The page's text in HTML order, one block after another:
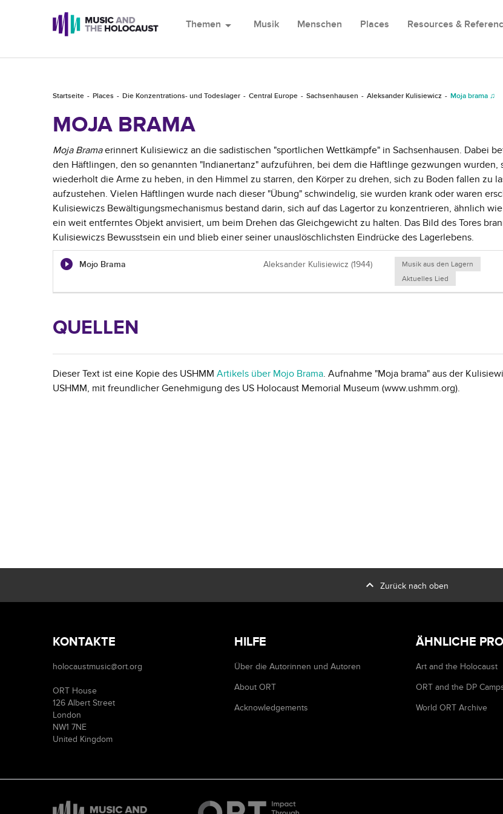
Themen arrow_drop_down Musik Menschen Places Resources &
Startseite Places Die Konzentrations- und Todeslager Central Europe Sachsenhausen Aleksander Kulisiewicz Moja brama ♫
MOJA BRAMA
Moja Bramaerinnert Kulisiewicz an die sadistischen "sportlichen Wettkämpfe" in Sachsenhausen. Dabei
den Häftlingen, den so genannten "Indianertanz" aufzuführen, bei dem die Häftlinge gezwungen wurden,
wiederholt die Arme zu heben, in den Himmel zu starren, den Körper zu drehen, sich zu Boden fallen zu
aufzustehen. Vielen Häftlingen wurde nach dieser "Übung" schwindelig, sie wurden krank oder waren
Kulisiewiczs Bewältigungsmechanismus bestand darin, sich auf das Lagertor zu konzentrieren, ähnlich
ein weit entferntes Objekt anvisiert, um beim Drehen das Gleichgewicht zu halten. Das Bild des Tores
Kulisiewiczs Bewusstsein ein und blieb einer seiner unauslöschlichsten Eindrücke des Lagerlebens.
Mojo Brama Aleksander Kulisiewicz (1944)
Musik aus den Lagern
Aktuelles Lied
QUELLEN
Dieser Text ist eine Kopie des USHMM Artikels über Mojo Brama. Aufnahme "Moja brama" aus der
USHMM, mit freundlicher Genehmigung des US Holocaust Memorial Museum (www.ushmm.org).
expand_less Zurück nach oben
KONTAKTE
holocaustmusic@ort.org
ORT House
126 Albert Street
London
NW1 7NE
United Kingdom
HILFE
Über die Autorinnen und Autoren
About ORT
Acknowledgements
ÄHNLICHE
Art and the Holocaust
ORT and the DP
World ORT Archive